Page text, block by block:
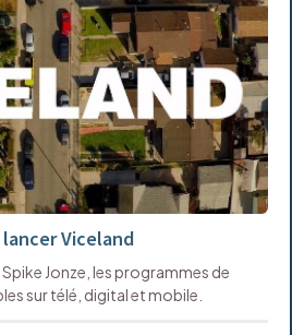
Viceland
Jonze, les programmes de
sur télé, digital et mobile.